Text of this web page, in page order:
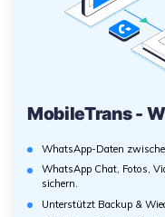
MobileTrans -
WhatsApp-Daten
WhatsApp Chat, Fotos,
sichern.
Unterstützt Backup &